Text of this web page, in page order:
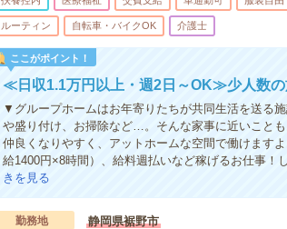
ルーティン 自転車・バイクOK 介護士
ここがポイント！
≪日収1.1万円以上・週2日～OK≫少人数の
▼グループホームはお年寄りたちが共同生活を送る
や盛り付け、お掃除など…。そんな家事に近いこと
仲良くなりやすく、アットホームな空間で働けます
給1400円×8時間）、給料週払いなど稼げるお仕事！
きを見る
勤務地
静岡県裾野市